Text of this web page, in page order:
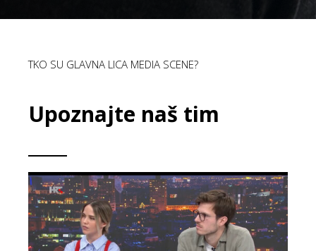
TKO SU GLAVNA LICA MEDIA SCENE?
Upoznajte naš tim